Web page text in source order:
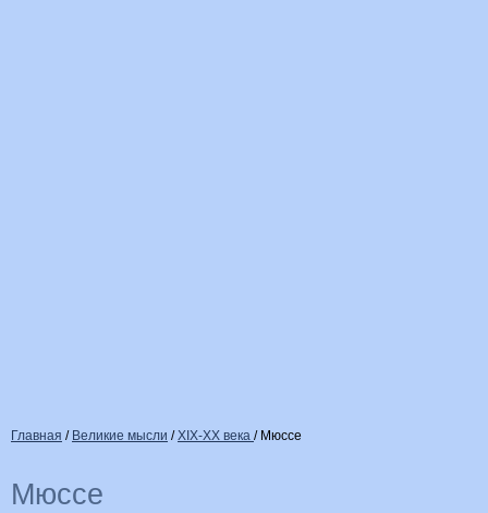
Главная / Великие мысли /XIX-XX века / Мюссе
Мюссе